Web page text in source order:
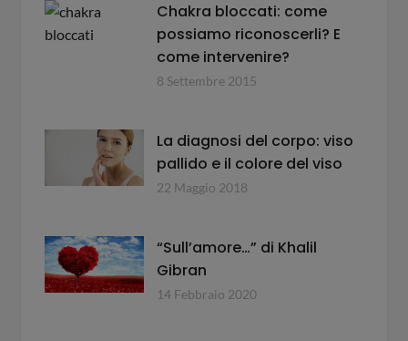
Chakra bloccati: come
possiamo riconoscerli? E
come intervenire?
8 Settembre 2015
La diagnosi del corpo: viso
pallido e il colore del viso
22 Maggio 2018
“Sull’amore…” di Khalil
Gibran
14 Febbraio 2020